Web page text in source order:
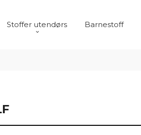
Stoffer utendørs Barnestoff